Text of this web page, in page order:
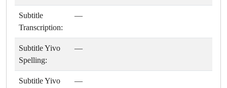
Subtitle
Transcription:
—
Subtitle Yivo
Spelling:
—
Subtitle Yivo
—